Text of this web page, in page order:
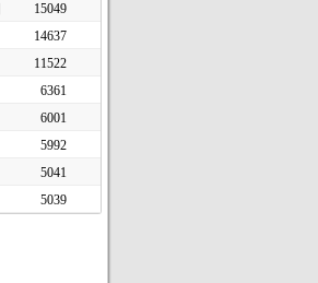
15049
14637
11522
6361
6001
5992
5041
5039